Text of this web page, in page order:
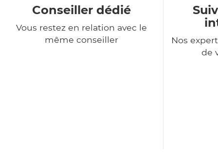
Conseiller dédié
Vous restez en relation avec le
même conseiller
Nos
de